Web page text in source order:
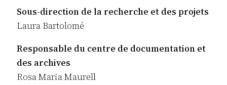
Sous-direction de la recherche et des projets
Laura Bartolomé
Responsable du centre de documentation et
des archives
Rosa Maria Maurell